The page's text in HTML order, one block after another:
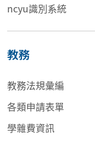
ncyu識別系統
教務
教務法規彙編
各類申請表單
學雜費資訊